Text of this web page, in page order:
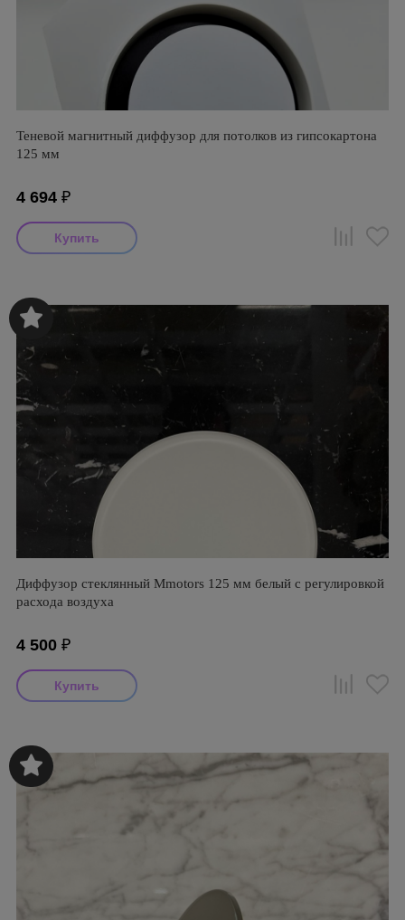
Теневой магнитный диффузор для потолков из гипсокартона
125 мм
4 694 ₽
Диффузор стеклянный Mmotors 125 мм белый с регулировкой
расхода воздуха
4 500 ₽